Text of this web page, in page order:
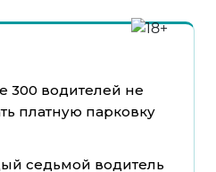
300 водителей не
платную парковку
седьмой водитель